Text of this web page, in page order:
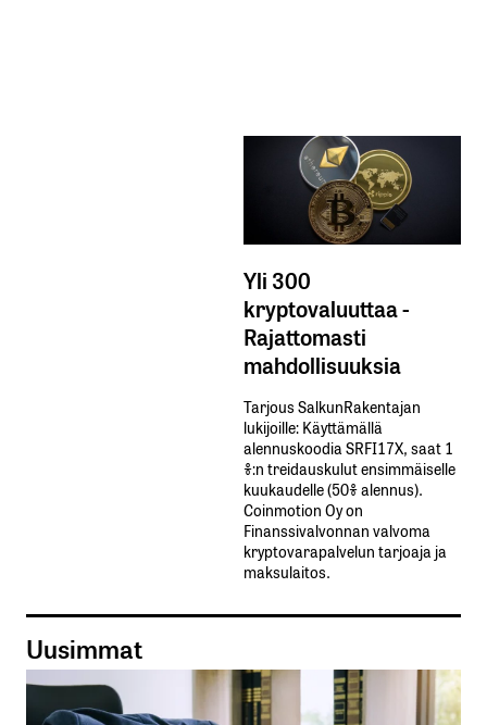
Yli 300
kryptovaluuttaa -
Rajattomasti
mahdollisuuksia
Tarjous SalkunRakentajan
lukijoille: Käyttämällä​ ​
alennuskoodia​ ​SRFI17X,​ ​saat​ ​1
%:n treidauskulut​ ​ensimmäiselle​ ​
kuukaudelle​ ​(50%​ ​alennus).
Coinmotion Oy on
Finanssivalvonnan valvoma
kryptovarapalvelun tarjoaja ja
maksulaitos.
Uusimmat